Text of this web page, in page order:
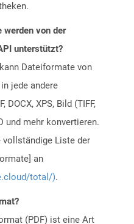
werden von der
unterstützt?
Dateiformate von
jede andere
DOCX, XPS, Bild (TIFF,
und mehr konvertieren.
vollständige Liste der
an
total/).
(PDF) ist eine Art